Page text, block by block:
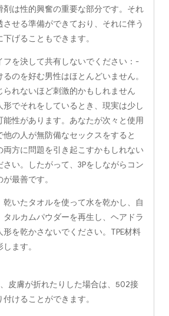
剤は性的興奮の重要な部分です。それ
させる準備ができており、それに伴う
げることもできます。
フを決して共有しないでください：-
るのを好む男性はほとんどいません。
られないほど刺激的かもしれません
形でそれをしているとき、現実は少し
能性があります。あなたが次々と使用
他の人が無防備なセックスをすると
両方に問題を引き起こすかもしれない
さい。したがって、3Pをしながらコン
最善です。
乾いたタオルを使って水を乾かし、自
ルカムパウダーを再生し、ヘアドラ
を乾かさないでください。TPE材料
ます。
皮膚が折れたりした場合は、502接
けることができます。